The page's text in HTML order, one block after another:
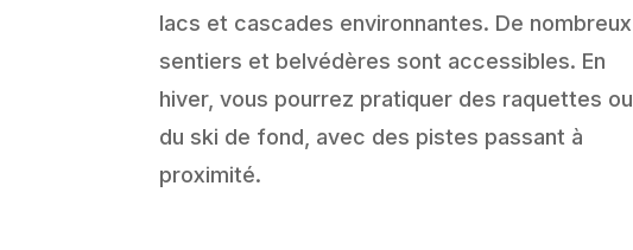
lacs et cascades environnantes. De nombreux
sentiers et belvédères sont accessibles. En
hiver, vous pourrez pratiquer des raquettes ou
du ski de fond, avec des pistes passant à
proximité.